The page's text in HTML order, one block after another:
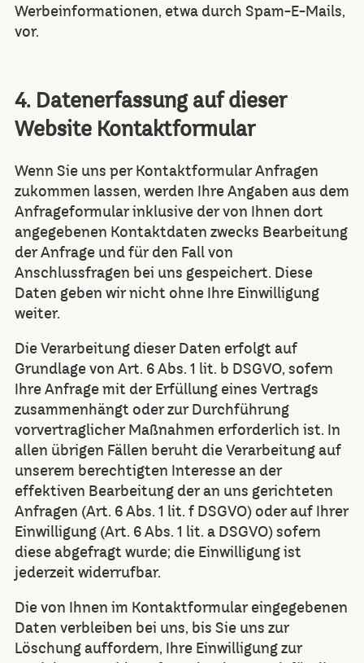
Werbeinformationen, etwa durch Spam-E-Mails,
vor.
4. Datenerfassung auf dieser
Website Kontaktformular
Wenn Sie uns per Kontaktformular Anfragen
zukommen lassen, werden Ihre Angaben aus dem
Anfrageformular inklusive der von Ihnen dort
angegebenen Kontaktdaten zwecks Bearbeitung
der Anfrage und für den Fall von
Anschlussfragen bei uns gespeichert. Diese
Daten geben wir nicht ohne Ihre Einwilligung
weiter.
Die Verarbeitung dieser Daten erfolgt auf
Grundlage von Art. 6 Abs. 1 lit. b DSGVO, sofern
Ihre Anfrage mit der Erfüllung eines Vertrags
zusammenhängt oder zur Durchführung
vorvertraglicher Maßnahmen erforderlich ist. In
allen übrigen Fällen beruht die Verarbeitung auf
unserem berechtigten Interesse an der
effektiven Bearbeitung der an uns gerichteten
Anfragen (Art. 6 Abs. 1 lit. f DSGVO) oder auf Ihrer
Einwilligung (Art. 6 Abs. 1 lit. a DSGVO) sofern
diese abgefragt wurde; die Einwilligung ist
jederzeit widerrufbar.
Die von Ihnen im Kontaktformular eingegebenen
Daten verbleiben bei uns, bis Sie uns zur
Löschung auffordern, Ihre Einwilligung zur